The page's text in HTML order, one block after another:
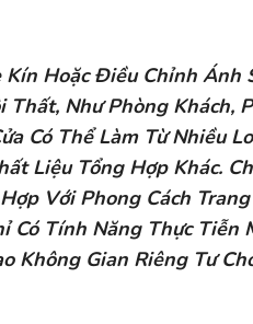
Hoặc Điều Chỉnh Ánh
Như Phòng Khách,
Có Thể Làm Từ Nhiều
Liệu Tổng Hợp Khác.
Với Phong Cách
Có Tính Năng Thực Tiễn
Không Gian Riêng Tư